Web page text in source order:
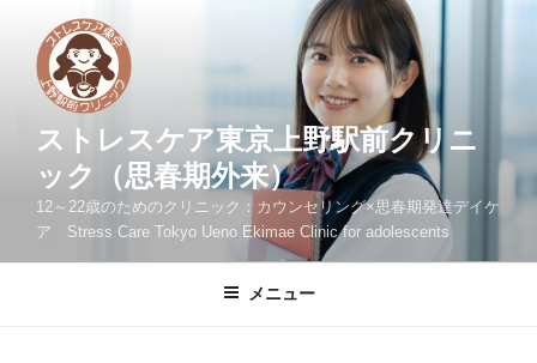
ストレスケア東京上野駅前クリニ
ック（思春期外来）
12～22歳のためのクリニック：カウンセリング×思春期発達デイケ
ア Stress Care Tokyo Ueno Ekimae Clinic for adolescents
メニュー